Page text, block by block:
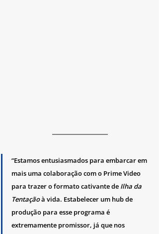
“Estamos entusiasmados para embarcar em
mais uma colaboração com o Prime Video
para trazer o formato cativante de Ilha da
Tentação à vida. Estabelecer um hub de
produção para esse programa é
extremamente promissor, já que nos